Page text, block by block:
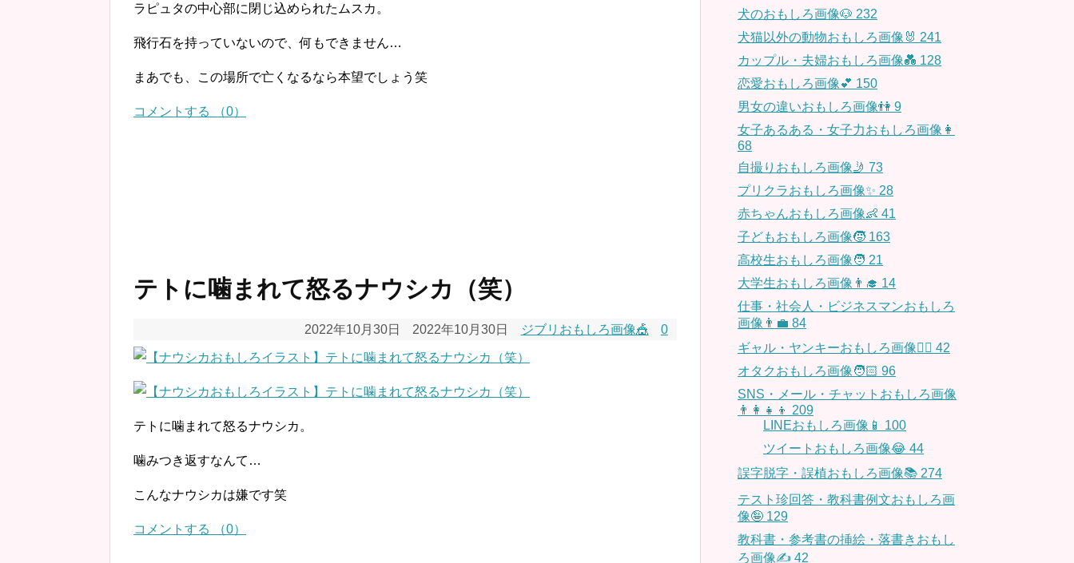
ラピュタの中心部に閉じ込められたムスカ。
飛行石を持っていないので、何もできません…
まあでも、この場所で亡くなるなら本望でしょう笑
コメントする （0）
テトに噛まれて怒るナウシカ（笑）
2022年10月30日 2022年10月30日 ジブリおもしろ画像🎪 0
テトに噛まれて怒るナウシカ。
噛みつき返すなんて…
こんなナウシカは嫌です笑
コメントする （0）
犬のおもしろ画像🐶 232
犬猫以外の動物おもしろ画像🐰 241
カップル・夫婦おもしろ画像💑 128
恋愛おもしろ画像💕 150
男女の違いおもしろ画像👫 9
女子あるある・女子力おもしろ画像👩
68
自撮りおもしろ画像🤳 73
プリクラおもしろ画像✨ 28
赤ちゃんおもしろ画像👶 41
子どもおもしろ画像🧒 163
高校生おもしろ画像🧑 21
大学生おもしろ画像👨‍🎓 14
仕事・社会人・ビジネスマンおもしろ
画像👨‍💼 84
ギャル・ヤンキーおもしろ画像👱‍♀️ 42
オタクおもしろ画像🧑🏻 96
SNS・メール・チャットおもしろ画像
👨‍👩‍👧‍👦 209
LINEおもしろ画像📱 100
ツイートおもしろ画像😂 44
誤字脱字・誤植おもしろ画像📚 274
テスト珍回答・教科書例文おもしろ画
像🤪 129
教科書・参考書の挿絵・落書きおもし
ろ画像✍️ 42